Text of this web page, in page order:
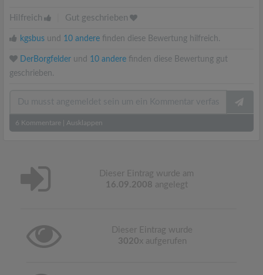
Hilfreich Gut geschrieben
kgsbus und 10 andere finden diese Bewertung hilfreich.
DerBorgfelder und 10 andere finden diese Bewertung gut
geschrieben.
6 Kommentare Ausklappen
Dieser Eintrag wurde am
16.09.2008 angelegt
Dieser Eintrag wurde
3020x aufgerufen